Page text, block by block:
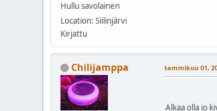
Hullu savolainen
Location: Siilinjärvi
Kirjattu
Chilijamppa tammikuu 01,
Alkaa olla jo